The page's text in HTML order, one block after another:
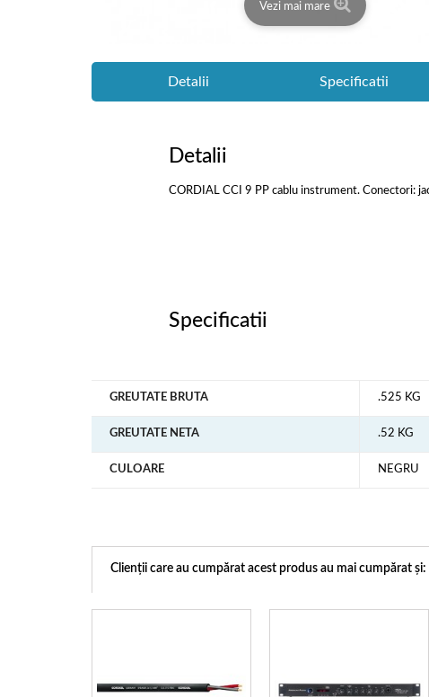
Vezi mai mare
Detalii Specificatii
Detalii
CORDIAL CCI 9 PP cablu instrument. Conectori:
Specificatii
GREUTATE BRUTA .525 KG
GREUTATE NETA .52 KG
CULOARE NEGRU
Clienții care au cumpărat acest produs au mai cumpărat și: